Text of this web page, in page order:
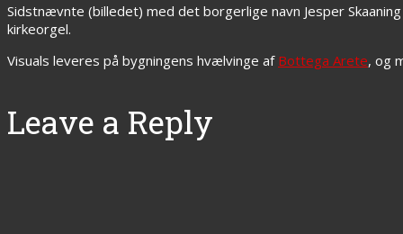
Sidstnævnte (billedet) med det borgerlige navn Jesper
kirkeorgel.
Visuals leveres på bygningens hvælvinge af Bottega Arete, og
Leave a Reply